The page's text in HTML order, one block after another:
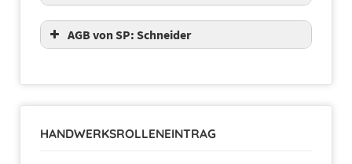
AGB von SP: Schneider
HANDWERKSROLLENEINTRAG